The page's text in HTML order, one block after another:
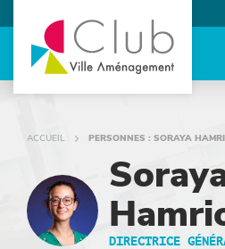
ACCUEIL PERSONNES : SORAYA
DIRECTRICE